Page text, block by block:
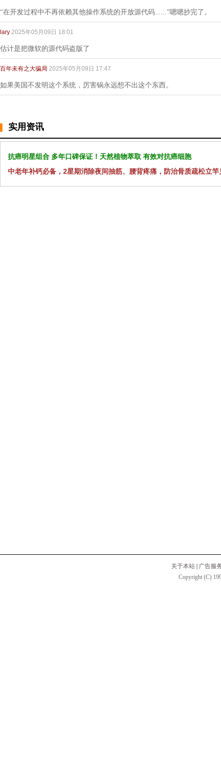
“在开发过程中不再依赖其他操作系统的开放源代码......”嗯嗯抄完了。
lary 2025年05月09日 18:01
估计是把微软的源代码盗版了
百年未有之大骗局 2025年05月09日 17:47
如果美国不发明这个系统，厉害锅永远想不出这个东西。
实用资讯
抗癌明星组合 多年口碑保证！天然植物萃取 有效对抗癌细胞
中老年补钙必备，2星期消除夜间抽筋、腰背疼痛，防治骨质疏松立竿
关于本站
广告服
Copyright (C)